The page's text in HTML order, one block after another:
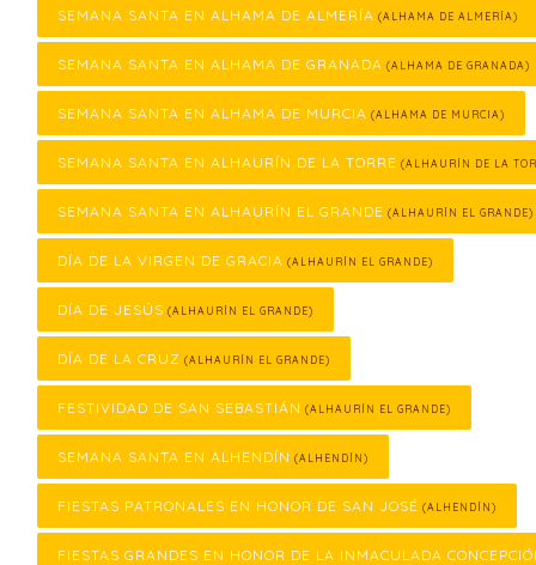
SEMANA SANTA EN ALHAMA DE ALMERÍA (ALHAMA DE ALMERÍA)
SEMANA SANTA EN ALHAMA DE GRANADA (ALHAMA DE GRANADA)
SEMANA SANTA EN ALHAMA DE MURCIA (ALHAMA DE MURCIA)
SEMANA SANTA EN ALHAURÍN DE LA TORRE (ALHAURÍN DE LA
SEMANA SANTA EN ALHAURÍN EL GRANDE (ALHAURÍN EL GRANDE)
DÍA DE LA VIRGEN DE GRACIA (ALHAURÍN EL GRANDE)
DÍA DE JESÚS (ALHAURÍN EL GRANDE)
DÍA DE LA CRUZ (ALHAURÍN EL GRANDE)
FESTIVIDAD DE SAN SEBASTIÁN (ALHAURÍN EL GRANDE)
SEMANA SANTA EN ALHENDÍN (ALHENDÍN)
FIESTAS PATRONALES EN HONOR DE SAN JOSÉ (ALHENDÍN)
FIESTAS GRANDES EN HONOR DE LA INMACULADA